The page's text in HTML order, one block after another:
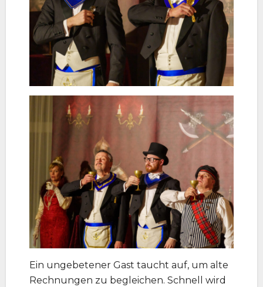
Ein ungebetener Gast taucht auf, um alte
Rechnungen zu begleichen. Schnell wird